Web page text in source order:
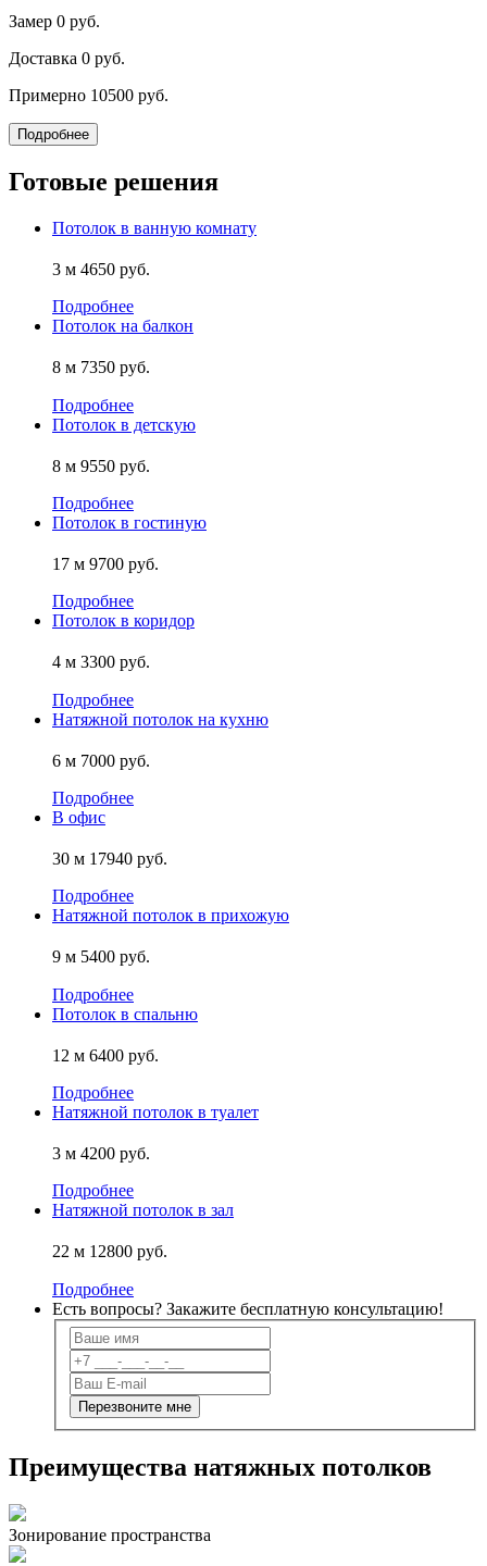
Замер 0 руб.
Доставка 0 руб.
Примерно 10500 руб.
Подробнее
Готовые решения
Потолок в ванную комнату
3 м 4650 руб.
Подробнее
Потолок на балкон
8 м 7350 руб.
Подробнее
Потолок в детскую
8 м 9550 руб.
Подробнее
Потолок в гостиную
17 м 9700 руб.
Подробнее
Потолок в коридор
4 м 3300 руб.
Подробнее
Натяжной потолок на кухню
6 м 7000 руб.
Подробнее
В офис
30 м 17940 руб.
Подробнее
Натяжной потолок в прихожую
9 м 5400 руб.
Подробнее
Потолок в спальню
12 м 6400 руб.
Подробнее
Натяжной потолок в туалет
3 м 4200 руб.
Подробнее
Натяжной потолок в зал
22 м 12800 руб.
Подробнее
Есть вопросы? Закажите бесплатную консультацию!
Преимущества натяжных потолков
Зонирование пространства